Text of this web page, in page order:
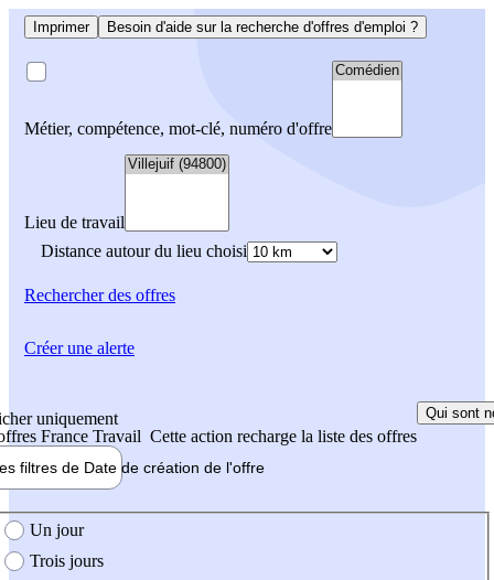
Imprimer Besoin d'aide sur la recherche d'offres d'emploi ?
Métier, compétence, mot-clé, numéro d'offre
Lieu de travail
Distance autour du lieu choisi
Rechercherdes offres
uniquement
France Travail Cette action recharge la liste des offres
Qui sont
filtres de Date de création de l'offre
création de l'offre
Un jour
Trois jours
Créer une alerte